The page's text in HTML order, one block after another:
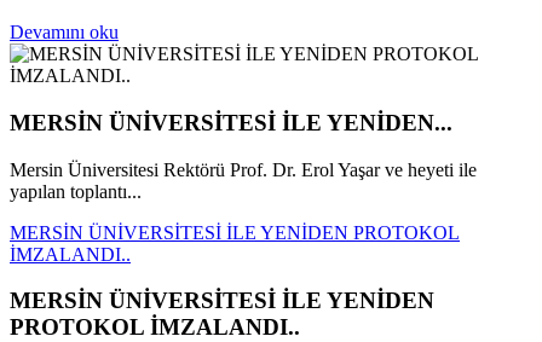
Devamını oku
MERSİN ÜNİVERSİTESİ İLE YENİDEN...
Mersin Üniversitesi Rektörü Prof. Dr. Erol Yaşar ve heyeti ile
yapılan toplantı...
MERSİN ÜNİVERSİTESİ İLE YENİDEN PROTOKOL
İMZALANDI..
MERSİN ÜNİVERSİTESİ İLE YENİDEN
PROTOKOL İMZALANDI..